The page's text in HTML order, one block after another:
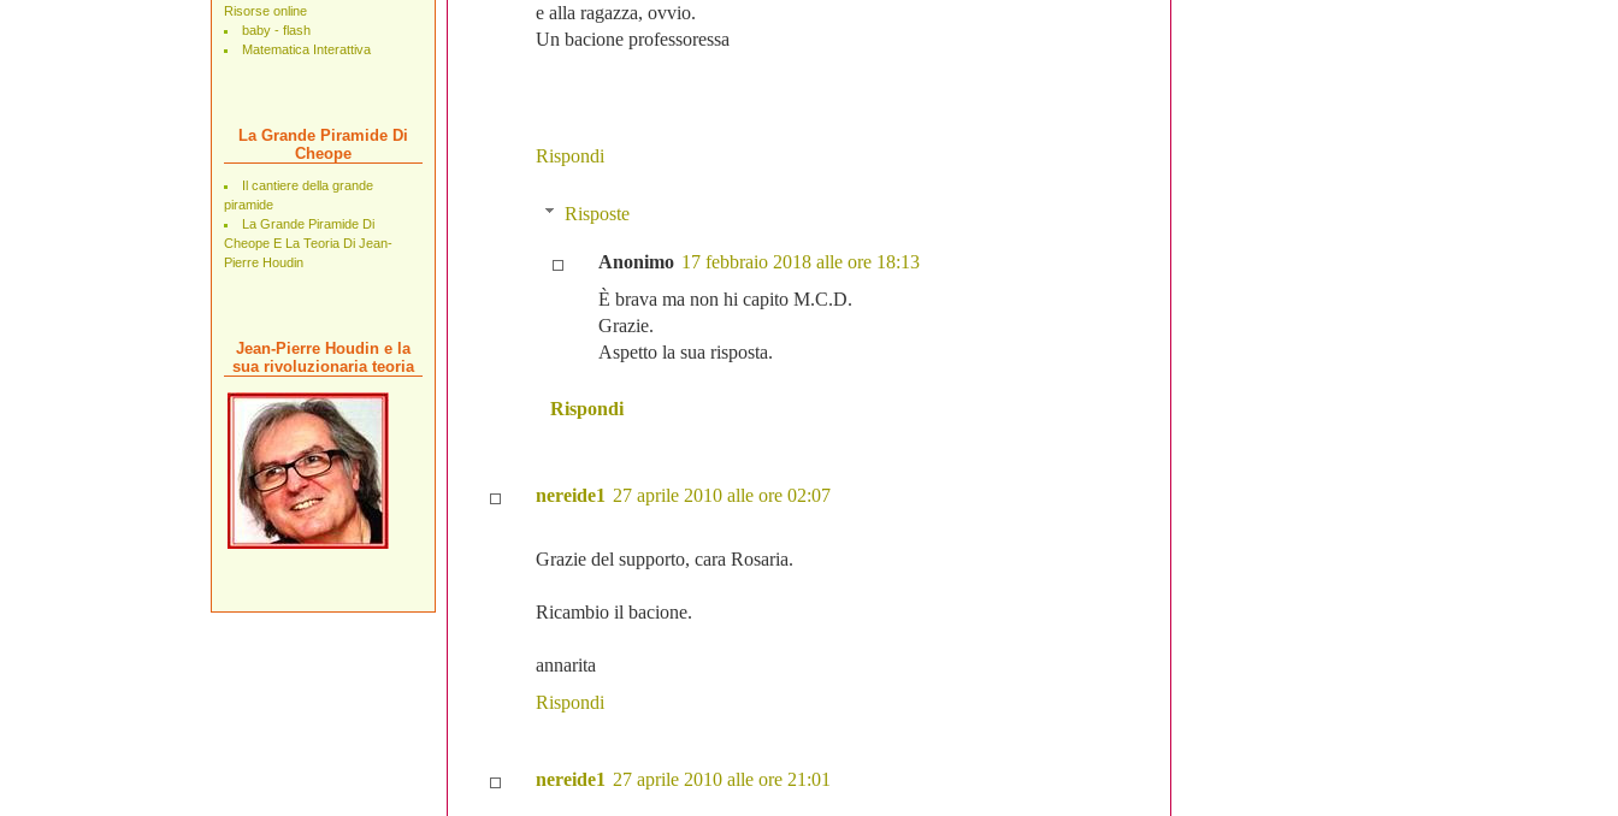
e alla ragazza, ovvio.
Un bacione professoressa
Rispondi
Risposte
Anonimo 17 febbraio 2018 alle ore 18:13
È brava ma non hi capito M.C.D.
Grazie.
Aspetto la sua risposta.
Rispondi
nereide1 27 aprile 2010 alle ore 02:07
Grazie del supporto, cara Rosaria.
Ricambio il bacione.
annarita
Rispondi
nereide1 27 aprile 2010 alle ore 21:01
Risorse online
baby - flash
Matematica Interattiva
La Grande Piramide Di
Cheope
Il cantiere della grande
piramide
La Grande Piramide Di
Cheope E La Teoria Di Jean-
Pierre Houdin
Jean-Pierre Houdin e la
sua rivoluzionaria teoria